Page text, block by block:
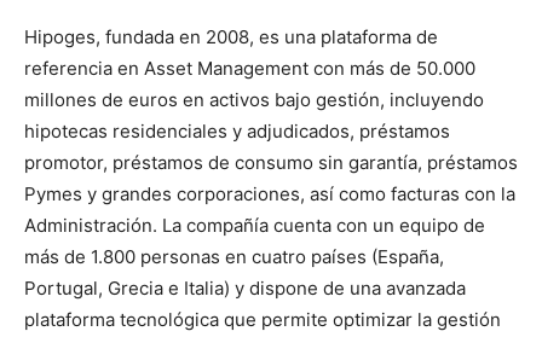
Hipoges, fundada en 2008, es una plataforma de
referencia en Asset Management con más de 50.000
millones de euros en activos bajo gestión, incluyendo
hipotecas residenciales y adjudicados, préstamos
promotor, préstamos de consumo sin garantía, préstamos
Pymes y grandes corporaciones, así como facturas con la
Administración. La compañía cuenta con un equipo de
más de 1.800 personas en cuatro países (España,
Portugal, Grecia e Italia) y dispone de una avanzada
plataforma tecnológica que permite optimizar la gestión